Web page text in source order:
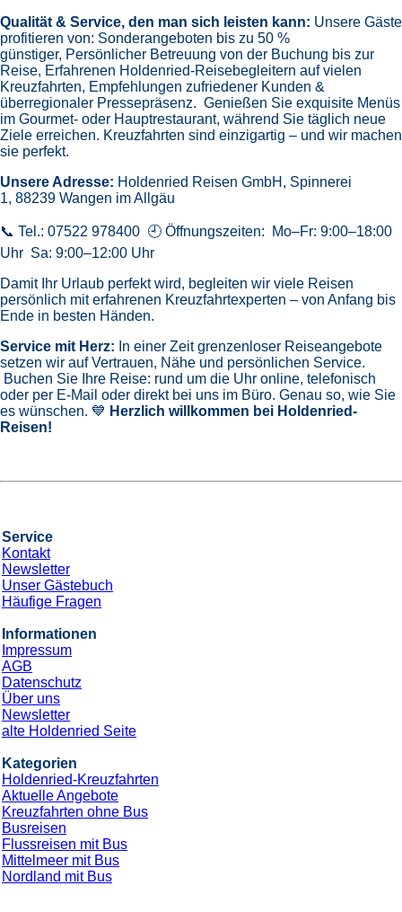
Qualität & Service, den man sich leisten kann: Unsere Gäste
profitieren von: Sonderangeboten bis zu 50 %
günstiger, Persönlicher Betreuung von der Buchung bis zur
Reise, Erfahrenen Holdenried-Reisebegleitern auf vielen
Kreuzfahrten, Empfehlungen zufriedener Kunden &
überregionaler Pressepräsenz. Genießen Sie exquisite Menüs
im Gourmet- oder Hauptrestaurant, während Sie täglich neue
Ziele erreichen. Kreuzfahrten sind einzigartig – und wir machen
sie perfekt.
Unsere Adresse: Holdenried Reisen GmbH, Spinnerei
1, 88239 Wangen im Allgäu
📞 Tel.: 07522 978400 🕘 Öffnungszeiten: Mo–Fr: 9:00–18:00
Uhr Sa: 9:00–12:00 Uhr
Damit Ihr Urlaub perfekt wird, begleiten wir viele Reisen
persönlich mit erfahrenen Kreuzfahrtexperten – von Anfang bis
Ende in besten Händen.
Service mit Herz: In einer Zeit grenzenloser Reiseangebote
setzen wir auf Vertrauen, Nähe und persönlichen Service.
Buchen Sie Ihre Reise: rund um die Uhr online, telefonisch
oder per E-Mail oder direkt bei uns im Büro. Genau so, wie Sie
es wünschen. 💙 Herzlich willkommen bei Holdenried-
Reisen!
Service
Kontakt
Newsletter
Unser Gästebuch
Häufige Fragen
Informationen
Impressum
AGB
Datenschutz
Über uns
Newsletter
alte Holdenried Seite
Kategorien
Holdenried-Kreuzfahrten
Aktuelle Angebote
Kreuzfahrten ohne Bus
Busreisen
Flussreisen mit Bus
Mittelmeer mit Bus
Nordland mit Bus